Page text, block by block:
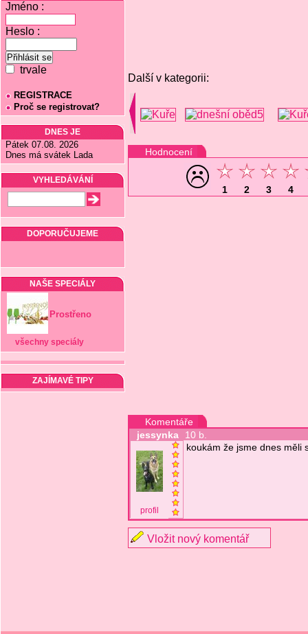
Jméno :
Heslo :
trvale
REGISTRACE
Proč se registrovat?
DNES JE
Pátek 07.08. 2026
Dnes má svátek Lada
VYHLEDÁVÁNÍ
DOPORUČUJEME
NAŠE SPECIÁLY
Prostřeno
všechny speciály
ZAJÍMAVÉ TIPY
Další v kategorii:
Hodnocení
1 2 3 4
Komentáře
jessynka
10 b.
profil
koukám že jsme dnes měli
Vložit nový komentář